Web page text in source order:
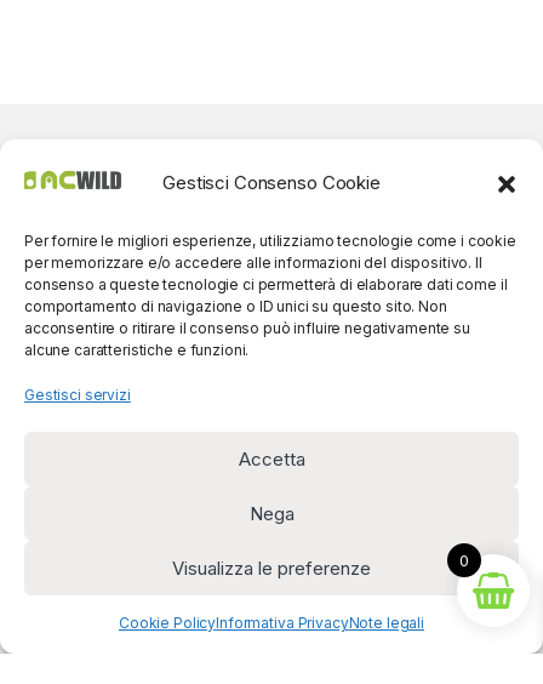
Gestisci Consenso Cookie
Per fornire le migliori esperienze, utilizziamo tecnologie come i cookie
per memorizzare e/o accedere alle informazioni del dispositivo. Il
consenso a queste tecnologie ci permetterà di elaborare dati come il
comportamento di navigazione o ID unici su questo sito. Non
acconsentire o ritirare il consenso può influire negativamente su
alcune caratteristiche e funzioni.
Gestisci servizi
Accetta
Nega
Visualizza le preferenze
Cookie PolicyInformativa PrivacyNote legali
disponibili!
(0039) 091
5607514
Diritto di recesso
0